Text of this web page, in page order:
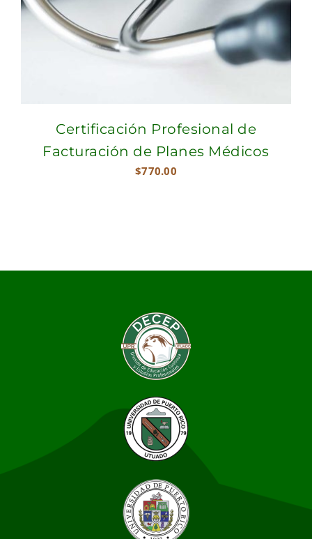
Certificación Profesional de
Facturación de Planes Médicos
$770.00